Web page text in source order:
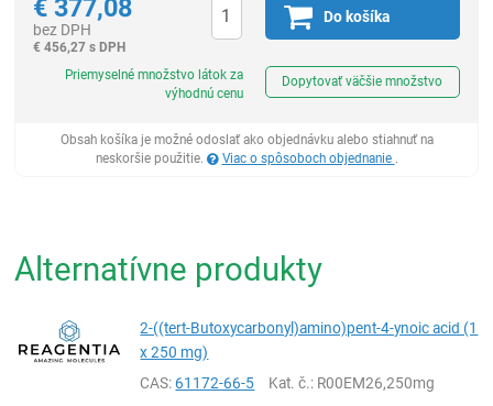
€ 377,08
bez DPH
€ 456,27 s DPH
Do košíka
Priemyselné množstvo látok za
výhodnú cenu
Dopytovať väčšie množstvo
Obsah košíka je možné odoslať ako objednávku alebo stiahnuť na
neskoršie použitie.
Viac o spôsoboch objednanie .
Alternatívne produkty
2-((tert-Butoxycarbonyl)amino)pent-4-ynoic acid (1
x 250 mg)
CAS:61172-66-5 Kat. č.: R00EM26,250mg